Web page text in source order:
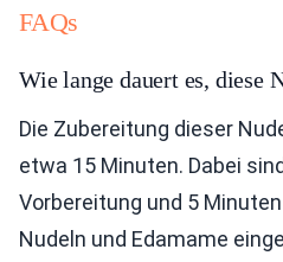
FAQs
Wie lange dauert es, diese
Die Zubereitung dieser
etwa 15 Minuten. Dabei
Vorbereitung und 5
Nudeln und Edamame